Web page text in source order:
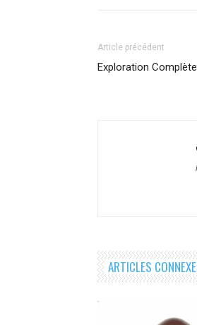
Article précédent
Exploration
ARTICLES